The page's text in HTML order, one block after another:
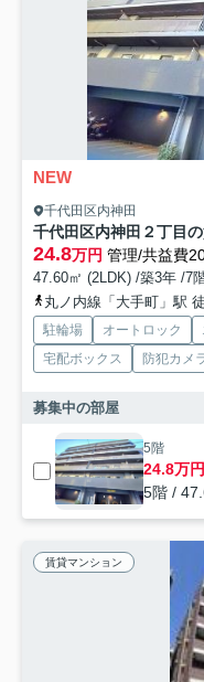
NEW
千代田区内神田
千代田区内神田２丁目
24.8万円 管理/共益費
47.60㎡ (2LDK) /築3年 /7
丸ノ内線「大手町」駅
駐輪場 オートロック
宅配ボックス
防犯カメ
募集中の部屋
5階
24.8万円
5階 /
賃貸マンション